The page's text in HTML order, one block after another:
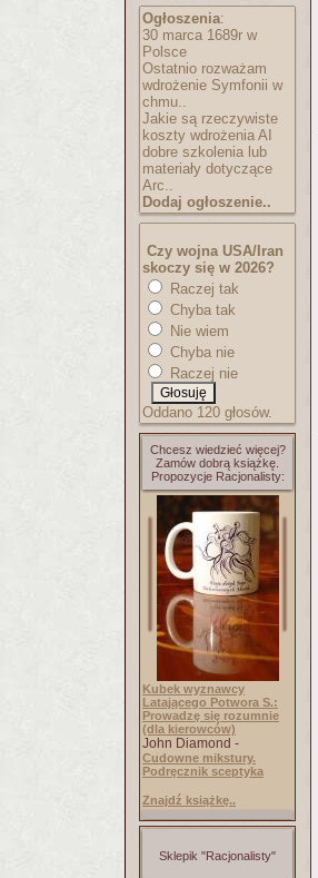
Ogłoszenia:
30 marca 1689r w
Polsce
Ostatnio rozważam
wdrożenie Symfonii w
chmu..
Jakie są rzeczywiste
koszty wdrożenia AI
dobre szkolenia lub
materiały dotyczące
Arc..
Dodaj ogłoszenie..
Czy wojna USA/Iran
skoczy się w 2026?
Raczej tak
Chyba tak
Nie wiem
Chyba nie
Raczej nie
Oddano 120 głosów.
Chcesz wiedzieć więcej?
Zamów dobrą książkę.
Propozycje Racjonalisty:
Kubek wyznawcy
Latającego Potwora S.:
Prowadzę się rozumnie
(dla kierowców)
John Diamond -
Cudowne mikstury.
Podręcznik sceptyka
Znajdź książkę..
Sklepik "Racjonalisty"